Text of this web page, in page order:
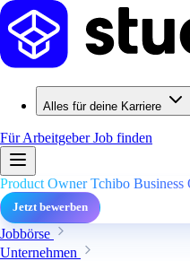
Alles für deine Karriere
Für ArbeitgeberJob finden
Product Owner Tchibo
Jetzt bewerben
Jobbörse
Unternehmen